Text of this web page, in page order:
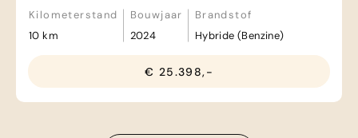
Kilometerstand
10 km
Bouwjaar
2024
Brandstof
Hybride (Benzine)
€ 25.398,-